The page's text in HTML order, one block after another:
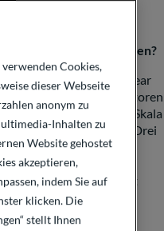
einzuschätzen?
den Märkten ist der Fear
die Stimmung der Investoren
Er liegt auf einer Skala
Gier) aktuell bei 72. Drei
momentan sogar im
uns die
Dies mahnt uns, derzeit
Cookies,
dieser Webseite
anonym zu
Inhalten zu
Website gehostet
akzeptieren,
indem Sie auf
klicken. Die
stellt Ihnen